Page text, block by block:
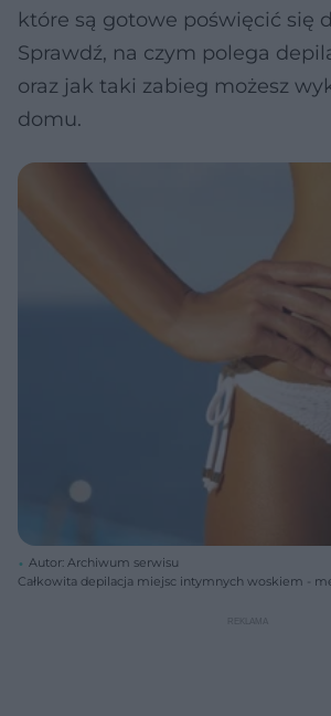
które są gotowe poświęcić się
Sprawdź, na czym polega
oraz jak taki zabieg możesz
domu.
Autor: Archiwum serwisu
Całkowita depilacja miejsc intymnych woskiem -